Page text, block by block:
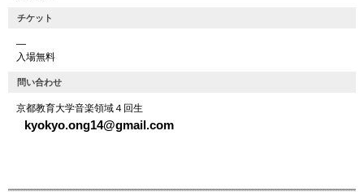
チケット
―
入場無料
問い合わせ
京都教育大学音楽領域４回生
kyokyo.ong14@gmail.com